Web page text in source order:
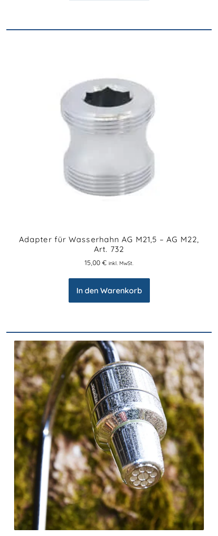
Adapter für Wasserhahn AG M21,5 – AG M22,
Art. 732
15,00 € inkl. MwSt.
In den Warenkorb